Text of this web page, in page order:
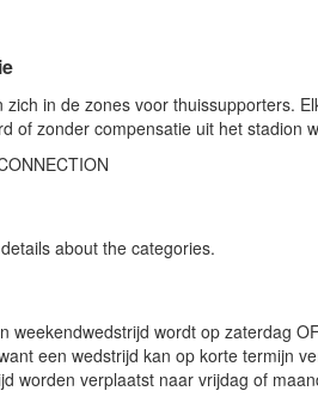
zich in de zones voor thuissupporters.
of zonder compensatie uit het stadion
about the categories.
weekendwedstrijd wordt op zaterdag
een wedstrijd kan op korte termijn
worden verplaatst naar vrijdag of